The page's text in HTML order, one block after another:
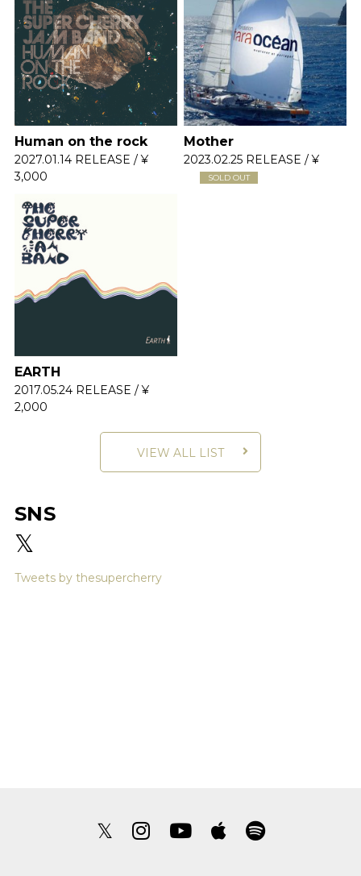
Human on the rock
2027.01.14 RELEASE / ¥
3,000
Mother
2023.02.25 RELEASE / ¥
SOLD OUT
EARTH
2017.05.24 RELEASE / ¥
2,000
VIEW ALL LIST
SNS
𝕏
Tweets by thesupercherry
𝕏